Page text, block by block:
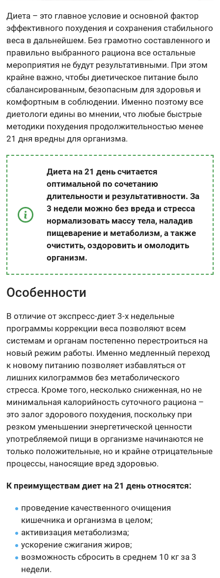
Диета – это главное условие и основной фактор
эффективного похудения и сохранения стабильного
веса в дальнейшем. Без грамотно составленного и
правильно выбранного рациона все остальные
мероприятия не будут результативными. При этом
крайне важно, чтобы диетическое питание было
сбалансированным, безопасным для здоровья и
комфортным в соблюдении. Именно поэтому все
диетологи едины во мнении, что любые быстрые
методики похудения продолжительностью менее
21 дня вредны для организма.
Диета на 21 день считается
оптимальной по сочетанию
длительности и результативности. За
3 недели можно без вреда и стресса
нормализовать массу тела, наладив
пищеварение и метаболизм, а также
очистить, оздоровить и омолодить
организм.
Особенности
В отличие от экспресс-диет 3-х недельные
программы коррекции веса позволяют всем
системам и органам постепенно перестроиться на
новый режим работы. Именно медленный переход
к новому питанию позволяет избавляться от
лишних килограммов без метаболического
стресса. Кроме того, несколько сниженная, но не
минимальная калорийность суточного рациона –
это залог здорового похудения, поскольку при
резком уменьшении энергетической ценности
употребляемой пищи в организме начинаются не
только положительные, но и крайне отрицательные
процессы, наносящие вред здоровью.
К преимуществам диет на 21 день относятся:
проведение качественного очищения
кишечника и организма в целом;
активизация метаболизма;
ускорение сжигания жиров;
возможность сбросить в среднем 10 кг за 3
недели.